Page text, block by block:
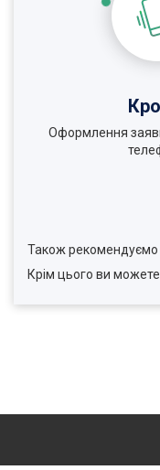
Оформлення
Також рекомендуємо
Крім цього ви